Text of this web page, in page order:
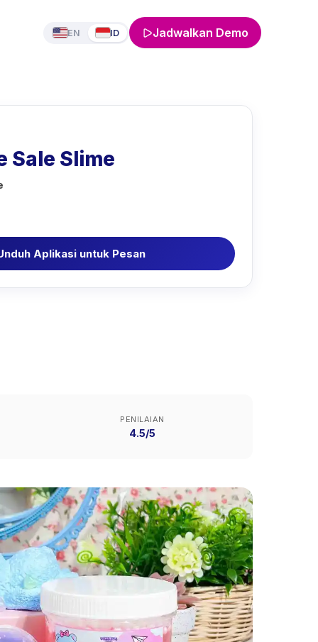
EN ID Jadwalkan Demo
Sale Slime
Aplikasi untuk Pesan
PENILAIAN
4.5/5